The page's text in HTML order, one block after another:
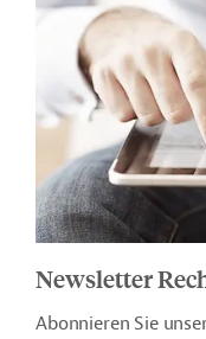
Newsletter
Abonnieren Sie